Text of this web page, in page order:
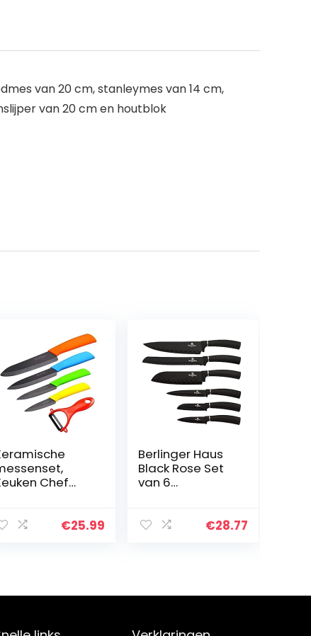
van 20 cm, stanleymes van 14 cm,
van 20 cm en houtblok
Chef
Vijf Stuk
€25.99
Berlinger Haus
Black Rose Set
van 6
lemmet van
Santoku,
€28.77